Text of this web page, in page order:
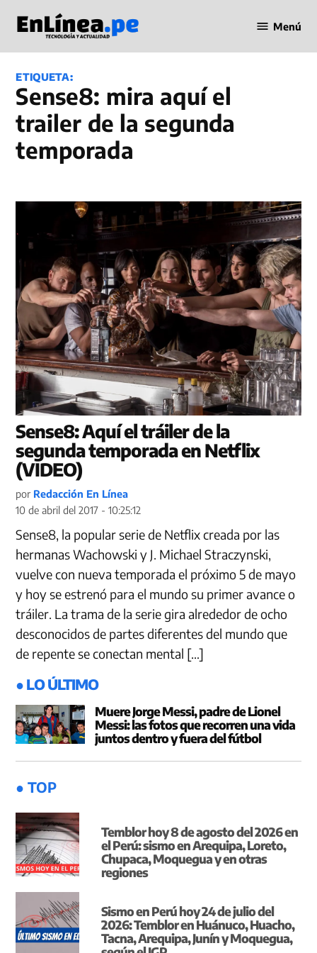
contenido
en Línea
Menú
ETIQUETA:
Sense8: mira aquí el
trailer de la segunda
temporada
Sense8: Aquí el tráiler de la
segunda temporada en Netflix
(VIDEO)
por Redacción En Línea
10 de abril del 2017 - 10:25:12
Sense8, la popular serie de Netflix creada por las
hermanas Wachowski y J. Michael Straczynski,
vuelve con nueva temporada el próximo 5 de mayo
y hoy se estrenó para el mundo su primer avance o
tráiler. La trama de la serie gira alrededor de ocho
desconocidos de partes diferentes del mundo que
de repente se conectan mental […]
● LO ÚLTIMO
Muere Jorge Messi, padre de Lionel
Messi: las fotos que recorren una vida
juntos dentro y fuera del fútbol
● TOP
Temblor hoy 8 de agosto del 2026 en
el Perú: sismo en Arequipa, Loreto,
Chupaca, Moquegua y en otras
regiones
Sismo en Perú hoy 24 de julio del
2026: Temblor en Huánuco, Huacho,
Tacna, Arequipa, Junín y Moquegua,